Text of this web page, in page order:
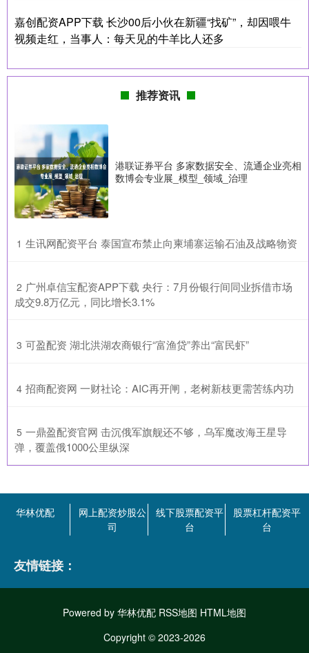
嘉创配资APP下载 长沙00后小伙在新疆“找矿”，却因喂牛
视频走红，当事人：每天见的牛羊比人还多
推荐资讯
港联证券平台 多家数据安全、流通企业亮相
数博会专业展_模型_领域_治理
1 ​生讯网配资平台 泰国宣布禁止向柬埔寨运输石油及战略物资
2 ​广州卓信宝配资APP下载 央行：7月份银行间同业拆借市场
成交9.8万亿元，同比增长3.1%
3 ​可盈配资 湖北洪湖农商银行“富渔贷”养出“富民虾”
4 ​招商配资网 一财社论：AIC再开闸，老树新枝更需苦练内功
5 ​一鼎盈配资官网 击沉俄军旗舰还不够，乌军魔改海王星导
弹，覆盖俄1000公里纵深
华林优配
网上配资炒股公
司
线下股票配资平
台
股票杠杆配资平
台
友情链接：
Powered by 华林优配 RSS地图 HTML地图
Copyright © 2023-2026